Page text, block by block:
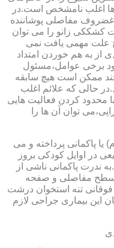
آن ها اغلب نامشخص است.در
غضروف مفاصلی پوشاننده
کشککی زانو را می توان
علت مهمی یافت نمی
از به هم خوردن امتداد
برخی عوامل،مسئول
ممکن است هیچ سابقه
حالی که علائم اغلب
محدود کردن فعالیت هایی
توان آن ها را
یا پاکمانی پرداخته و می
در اوایل کودکی بروز
ندرت پاکمانی ناشی از
سطح مفاصلی و صفحه
تنه استخوان درشت
بیماری جراحی لازم